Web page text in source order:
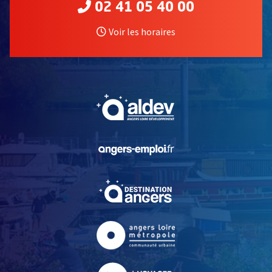
02 41 05 40 00
Voir les horaires
, Ouvre une nouvelle
, Ouvre une nouvelle